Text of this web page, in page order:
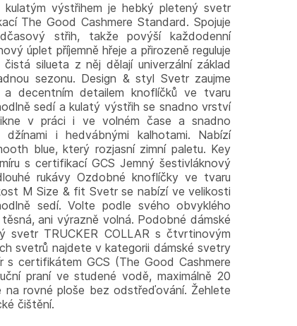
kulatým výstřihem je hebký pletený svetr
The Good Cashmere Standard. Spojuje
střih, takže povýší každodenní
úplet příjemně hřeje a přirozeně reguluje
silueta z něj dělají univerzální základ
sezonu. Design & styl Svetr zaujme
a decentním detailem knoflíčků ve tvaru
sedí a kulatý výstřih se snadno vrství
v práci i ve volném čase a snadno
i hedvábnými kalhotami. Nabízí
blue, který rozjasní zimní paletu. Key
s certifikací GCS Jemný šestivláknový
rukávy Ozdobné knoflíčky ve tvaru
M Size & fit Svetr se nabízí ve velikosti
sedí. Volte podle svého obvyklého
ani výrazně volná. Podobné dámské
svetr TRUCKER COLLAR s čtvrtinovým
svetrů najdete v kategorii dámské svetry
s certifikátem GCS (The Good Cashmere
praní ve studené vodě, maximálně 20
na rovné ploše bez odstřeďování. Žehlete
čištění.